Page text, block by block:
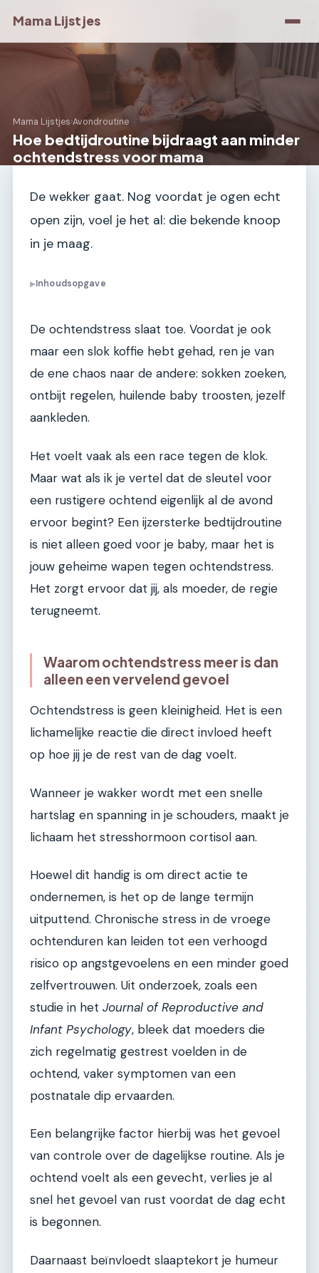
Mama Lijstjes
Mama Lijstjes›Avondroutine
Hoe bedtijdroutine bijdraagt aan minder
ochtendstress voor mama
De wekker gaat. Nog voordat je ogen echt
open zijn, voel je het al: die bekende knoop
in je maag.
▶Inhoudsopgave
De ochtendstress slaat toe. Voordat je ook
maar een slok koffie hebt gehad, ren je van
de ene chaos naar de andere: sokken zoeken,
ontbijt regelen, huilende baby troosten, jezelf
aankleden.
Het voelt vaak als een race tegen de klok.
Maar wat als ik je vertel dat de sleutel voor
een rustigere ochtend eigenlijk al de avond
ervoor begint? Een ijzersterke bedtijdroutine
is niet alleen goed voor je baby, maar het is
jouw geheime wapen tegen ochtendstress.
Het zorgt ervoor dat jij, als moeder, de regie
terugneemt.
Waarom ochtendstress meer is dan
alleen een vervelend gevoel
Ochtendstress is geen kleinigheid. Het is een
lichamelijke reactie die direct invloed heeft
op hoe jij je de rest van de dag voelt.
Wanneer je wakker wordt met een snelle
hartslag en spanning in je schouders, maakt je
lichaam het stresshormoon cortisol aan.
Hoewel dit handig is om direct actie te
ondernemen, is het op de lange termijn
uitputtend. Chronische stress in de vroege
ochtenduren kan leiden tot een verhoogd
risico op angstgevoelens en een minder goed
zelfvertrouwen. Uit onderzoek, zoals een
studie in het Journal of Reproductive and
Infant Psychology, bleek dat moeders die
zich regelmatig gestrest voelden in de
ochtend, vaker symptomen van een
postnatale dip ervaarden.
Een belangrijke factor hierbij was het gevoel
van controle over de dagelijkse routine. Als je
ochtend voelt als een gevecht, verlies je al
snel het gevoel van rust voordat de dag echt
is begonnen.
Daarnaast beïnvloedt slaaptekort je humeur